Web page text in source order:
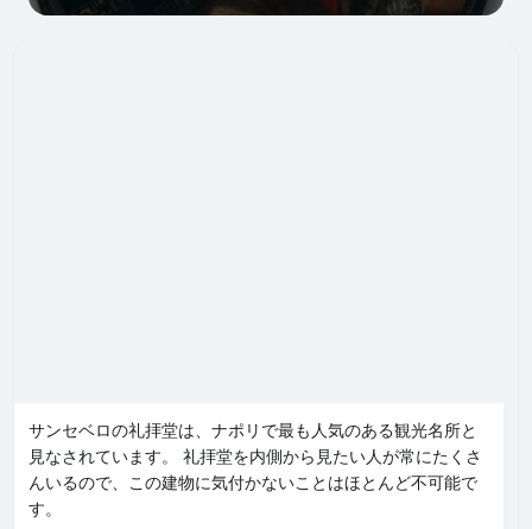
サンセベロの礼拝堂は、ナポリで最も人気のある観光名所と
見なされています。 礼拝堂を内側から見たい人が常にたくさ
んいるので、この建物に気付かないことはほとんど不可能で
す。